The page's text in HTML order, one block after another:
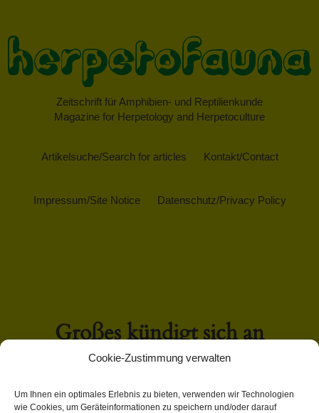
Cookie-Zustimmung verwalten
Um Ihnen ein optimales Erlebnis zu bieten, verwenden wir Technologien
wie Cookies, um Geräteinformationen zu speichern und/oder darauf
Zeitschrift für Amphibien- und Reptilienkunde
Magazine for Herpetology and Herpetoculture
Artikelsuche/Search for articles Kontakt/Contact
Impressum/Site Notice Datenschutz/Privacy Policy
Großes kündigt sich an
Hier bahnt sich etwas Großes an! Unser Shop ist in Arbeit
und wird bald veröffentlicht!